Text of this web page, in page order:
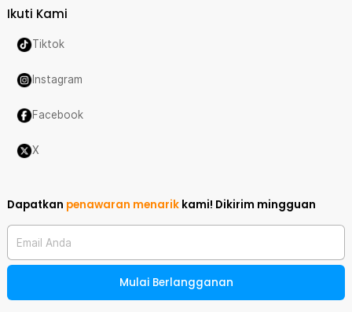
Ikuti Kami
Tiktok
Instagram
Facebook
X
Dapatkan penawaran menarik kami! Dikirim mingguan
Email Anda
Mulai Berlangganan